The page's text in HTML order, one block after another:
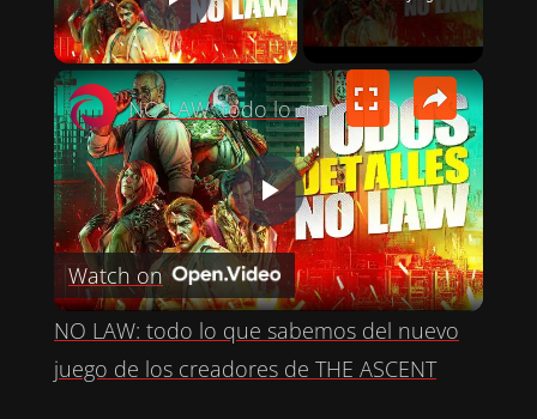
PLAY VIDEO
×
P
L
A
NO LAW: todo lo que sabemos del nuevo juego de los creadores de THE ASCENT
Watch on
NO LAW: todo lo que sabemos del nuevo
juego de los creadores de THE ASCENT